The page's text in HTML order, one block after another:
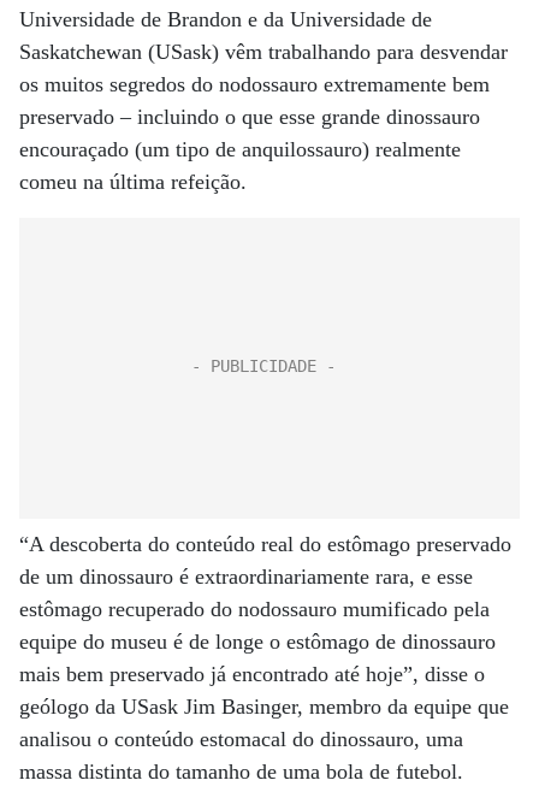
Universidade de Brandon e da Universidade de
Saskatchewan (USask) vêm trabalhando para desvendar
os muitos segredos do nodossauro extremamente bem
preservado – incluindo o que esse grande dinossauro
encouraçado (um tipo de anquilossauro) realmente
comeu na última refeição.
“A descoberta do conteúdo real do estômago preservado
de um dinossauro é extraordinariamente rara, e esse
estômago recuperado do nodossauro mumificado pela
equipe do museu é de longe o estômago de dinossauro
mais bem preservado já encontrado até hoje”, disse o
geólogo da USask Jim Basinger, membro da equipe que
analisou o conteúdo estomacal do dinossauro, uma
massa distinta do tamanho de uma bola de futebol.